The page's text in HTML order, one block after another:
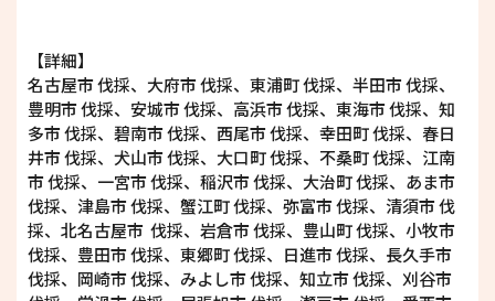
【詳細】
名古屋市 伐採、大府市 伐採、東浦町 伐採、半田市 伐採、
豊明市 伐採、安城市 伐採、高浜市 伐採、東海市 伐採、知
多市 伐採、碧南市 伐採、西尾市 伐採、幸田町 伐採、春日
井市 伐採、犬山市 伐採、大口町 伐採、不桑町 伐採、江南
市 伐採、一宮市 伐採、稲沢市 伐採、大治町 伐採、あま市
伐採、津島市 伐採、蟹江町 伐採、弥富市 伐採、清須市 伐
採、北名古屋市 伐採、岩倉市 伐採、豊山町 伐採、小牧市
伐採、豊田市 伐採、東郷町 伐採、日進市 伐採、長久手市
伐採、岡崎市 伐採、みよし市 伐採、知立市 伐採、刈谷市